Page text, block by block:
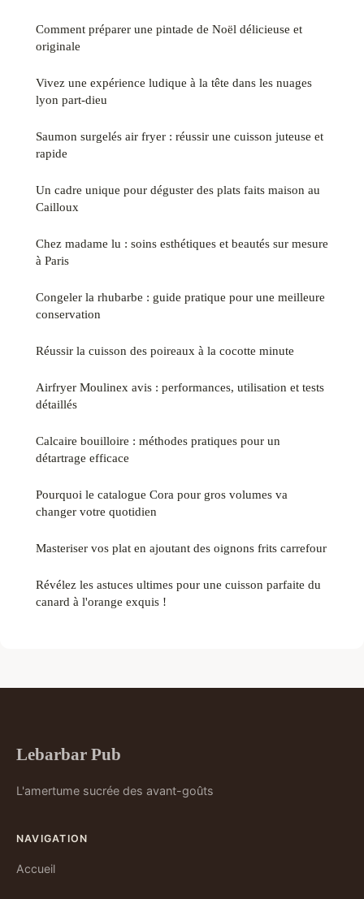
Comment préparer une pintade de Noël délicieuse et
originale
Vivez une expérience ludique à la tête dans les nuages
lyon part-dieu
Saumon surgelés air fryer : réussir une cuisson juteuse et
rapide
Un cadre unique pour déguster des plats faits maison au
Cailloux
Chez madame lu : soins esthétiques et beautés sur mesure
à Paris
Congeler la rhubarbe : guide pratique pour une meilleure
conservation
Réussir la cuisson des poireaux à la cocotte minute
Airfryer Moulinex avis : performances, utilisation et tests
détaillés
Calcaire bouilloire : méthodes pratiques pour un
détartrage efficace
Pourquoi le catalogue Cora pour gros volumes va
changer votre quotidien
Masteriser vos plat en ajoutant des oignons frits carrefour
Révélez les astuces ultimes pour une cuisson parfaite du
canard à l'orange exquis !
Lebarbar Pub
L'amertume sucrée des avant-goûts
NAVIGATION
Accueil